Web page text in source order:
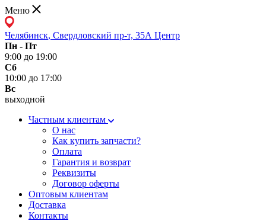
Меню
Челябинск, Свердловский пр-т, 35А Центр
Пн - Пт
9:00 до 19:00
Сб
10:00 до 17:00
Вс
выходной
Частным клиентам
О нас
Как купить запчасти?
Оплата
Гарантия и возврат
Реквизиты
Договор оферты
Оптовым клиентам
Доставка
Контакты